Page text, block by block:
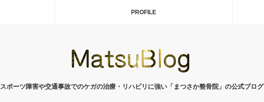
PROFILE
スポーツ障害や交通事故でのケガの治療・リハビリに強い「まつさか整骨院」の公式ブログ